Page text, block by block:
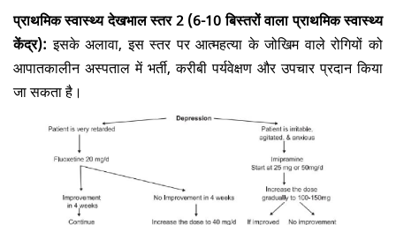
प्राथमिक स्वास्थ्य देखभाल स्तर 2 (6-10 बिस्तरों वाला प्राथमिक स्वास्थ्य
केंद्र):इसके अलावा, इस स्तर पर आत्महत्या के जोखिम वाले रोगियों को
आपातकालीन अस्पताल में भर्ती, करीबी पर्यवेक्षण और उपचार प्रदान किया
जा सकता है।